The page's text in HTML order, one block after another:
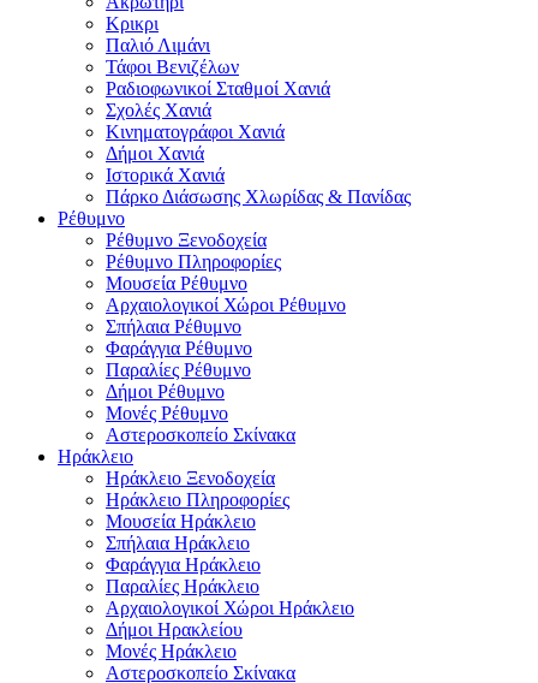
Κρικρι
Παλιό Λιμάνι
Τάφοι Βενιζέλων
Ραδιοφωνικοί Σταθμοί Χανιά
Σχολές Χανιά
Κινηματογράφοι Χανιά
Δήμοι Χανιά
Ιστορικά Χανιά
Πάρκο Διάσωσης Χλωρίδας & Πανίδας
Ρέθυμνο
Ρέθυμνο Ξενοδοχεία
Ρέθυμνο Πληροφορίες
Μουσεία Ρέθυμνο
Αρχαιολογικοί Χώροι Ρέθυμνο
Σπήλαια Ρέθυμνο
Φαράγγια Ρέθυμνο
Παραλίες Ρέθυμνο
Δήμοι Ρέθυμνο
Μονές Ρέθυμνο
Αστεροσκοπείο Σκίνακα
Ηράκλειο
Ηράκλειο Ξενοδοχεία
Ηράκλειο Πληροφορίες
Μουσεία Ηράκλειο
Σπήλαια Ηράκλειο
Φαράγγια Ηράκλειο
Παραλίες Ηράκλειο
Αρχαιολογικοί Χώροι Ηράκλειο
Δήμοι Ηρακλείου
Μονές Ηράκλειο
Αστεροσκοπείο Σκίνακα